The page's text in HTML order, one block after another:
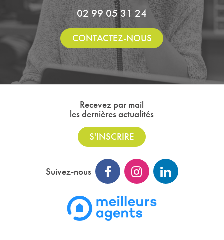
02 99 05 31 24
CONTACTEZ-NOUS
Recevez par mail
les dernières actualités
S'INSCRIRE
Suivez-nous